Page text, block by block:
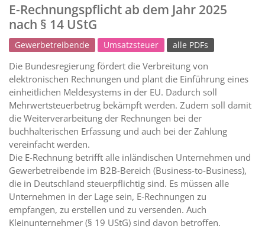
E-Rechnungspflicht ab dem Jahr 2025
nach § 14 UStG
Gewerbetreibende Umsatzsteuer alle PDFs
Die Bundesregierung fördert die Verbreitung von
elektronischen Rechnungen und plant die Einführung eines
einheitlichen Meldesystems in der EU. Dadurch soll
Mehrwertsteuerbetrug bekämpft werden. Zudem soll damit
die Weiterverarbeitung der Rechnungen bei der
buchhalterischen Erfassung und auch bei der Zahlung
vereinfacht werden.
Die E-Rechnung betrifft alle inländischen Unternehmen und
Gewerbetreibende im B2B-Bereich (Business-to-Business),
die in Deutschland steuerpflichtig sind. Es müssen alle
Unternehmen in der Lage sein, E-Rechnungen zu
empfangen, zu erstellen und zu versenden. Auch
Kleinunternehmer (§ 19 UStG) sind davon betroffen.